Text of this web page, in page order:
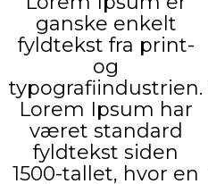
ganske enkelt
fyldtekst fra print-
og
typografiindustrien.
Lorem Ipsum har
været standard
fyldtekst siden
1500-tallet, hvor en